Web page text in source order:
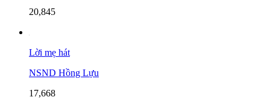
20,845
Lời mẹ hát
NSND Hồng Lựu
17,668